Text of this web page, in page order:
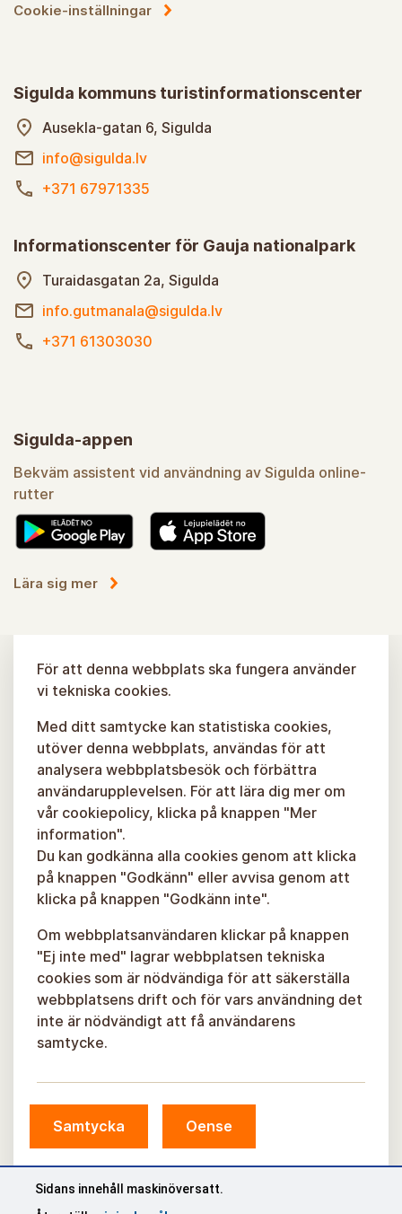
Cookie-inställningar
Sigulda kommuns turistinformationscenter
Ausekla-gatan 6, Sigulda
info@sigulda.lv
+371 67971335
Informationscenter för Gauja nationalpark
Turaidasgatan 2a, Sigulda
info.gutmanala@sigulda.lv
+371 61303030
Sigulda-appen
Bekväm assistent vid användning av Sigulda online-
rutter
Lära sig mer
För att denna webbplats ska fungera använder
vi tekniska cookies.
Med ditt samtycke kan statistiska cookies,
utöver denna webbplats, användas för att
analysera webbplatsbesök och förbättra
användarupplevelsen. För att lära dig mer om
vår cookiepolicy, klicka på knappen "Mer
information".
Du kan godkänna alla cookies genom att klicka
på knappen "Godkänn" eller avvisa genom att
klicka på knappen "Godkänn inte".
Om webbplatsanvändaren klickar på knappen
"Ej inte med" lagrar webbplatsen tekniska
cookies som är nödvändiga för att säkerställa
webbplatsens drift och för vars användning det
inte är nödvändigt att få användarens
samtycke.
Samtycka Oense
Sidans innehåll maskinöversatt.